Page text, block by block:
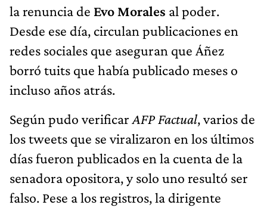
la renuncia de Evo Morales al poder.
Desde ese día, circulan publicaciones en
redes sociales que aseguran que Áñez
borró tuits que había publicado meses o
incluso años atrás.
Según pudo verificar AFP Factual, varios de
los tweets que se viralizaron en los últimos
días fueron publicados en la cuenta de la
senadora opositora, y solo uno resultó ser
falso. Pese a los registros, la dirigente